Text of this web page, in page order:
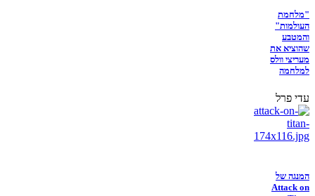
"מלחמת
העולמות"
והמטבע
שהוציא את
מעריצי וולס
למלחמה
עדי פרל
המנגה של
Attack on